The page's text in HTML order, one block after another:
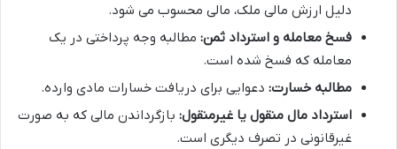
دلیل ارزش مالی ملک، مالی محسوب می شود.
فسخ معامله و استرداد ثمن: مطالبه وجه پرداختی در یک
معامله که فسخ شده است.
مطالبه خسارت: دعوایی برای دریافت خسارات مادی وارده.
استرداد مال منقول یا غیرمنقول: بازگرداندن مالی که به صورت
غیرقانونی در تصرف دیگری است.